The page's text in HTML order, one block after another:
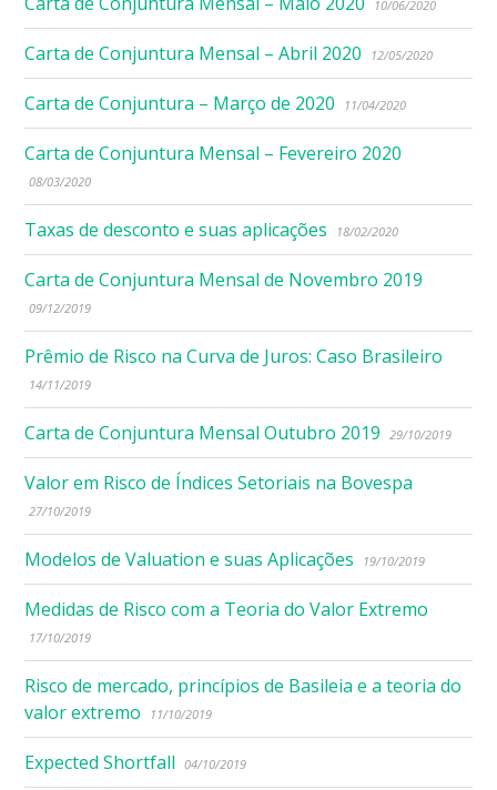
10/06/2020
Carta de Conjuntura Mensal – Abril 2020 12/05/2020
Carta de Conjuntura – Março de 2020 11/04/2020
Carta de Conjuntura Mensal – Fevereiro 2020
08/03/2020
Taxas de desconto e suas aplicações 18/02/2020
Carta de Conjuntura Mensal de Novembro 2019
09/12/2019
Prêmio de Risco na Curva de Juros: Caso Brasileiro
14/11/2019
Carta de Conjuntura Mensal Outubro 2019 29/10/2019
Valor em Risco de Índices Setoriais na Bovespa
27/10/2019
Modelos de Valuation e suas Aplicações 19/10/2019
Medidas de Risco com a Teoria do Valor Extremo
17/10/2019
Risco de mercado, princípios de Basileia e a teoria do
valor extremo
11/10/2019
Expected Shortfall 04/10/2019